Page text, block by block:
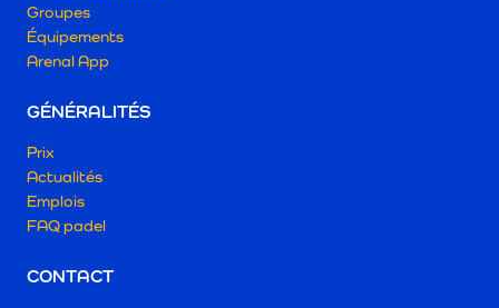
Groupes
Équipements
Arenal App
GÉNÉRALITÉS
Prix
Actualités
Emplois
FAQ padel
CONTACT